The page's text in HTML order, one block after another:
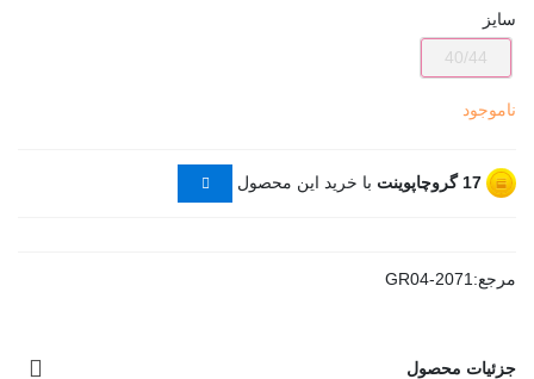
سایز
40/44
ناموجود
17 گروچاپوینت با خرید این محصول
مرجع: GR04-2071
جزئیات محصول